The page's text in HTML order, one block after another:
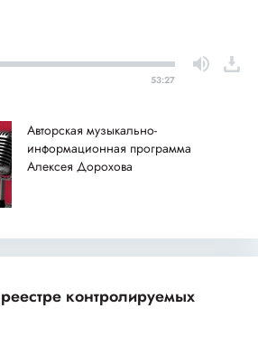
53:27
Авторская музыкально-
информационная программа
Алексея Дорохова
контролируемых